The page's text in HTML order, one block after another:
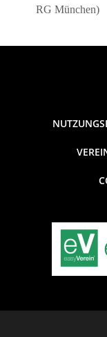
RG München)